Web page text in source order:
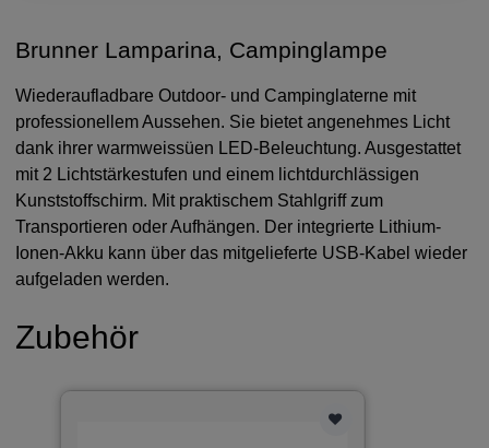
Brunner Lamparina, Campinglampe
Wiederaufladbare Outdoor- und Campinglaterne mit
professionellem Aussehen. Sie bietet angenehmes Licht
dank ihrer warmweissüen LED-Beleuchtung. Ausgestattet
mit 2 Lichtstärkestufen und einem lichtdurchlässigen
Kunststoffschirm. Mit praktischem Stahlgriff zum
Transportieren oder Aufhängen. Der integrierte Lithium-
Ionen-Akku kann über das mitgelieferte USB-Kabel wieder
aufgeladen werden.
Zubehör